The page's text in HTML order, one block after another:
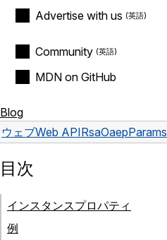
Advertise with us
Community
MDN on GitHub
Blog
ウェブWeb APIRsaOaepParams
目次
インスタンスプロパティ
例